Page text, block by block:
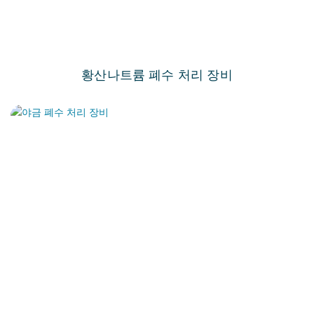
황산나트륨 폐수 처리 장비